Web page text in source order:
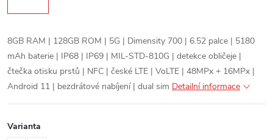
8GB RAM | 128GB ROM | 5G | Dimensity 700 | 6.52 palce | 5180
mAh baterie | IP68 | IP69 | MIL-STD-810G | detekce obličeje |
čtečka otisku prstů | NFC | české LTE | VoLTE | 48MPx + 16MPx |
Android 11 | bezdrátové nabíjení | dual sim Detailní informace
Varianta